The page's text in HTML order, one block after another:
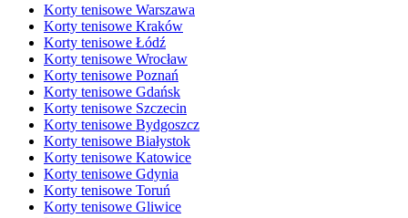
Korty tenisowe Warszawa
Korty tenisowe Kraków
Korty tenisowe Łódź
Korty tenisowe Wrocław
Korty tenisowe Poznań
Korty tenisowe Gdańsk
Korty tenisowe Szczecin
Korty tenisowe Bydgoszcz
Korty tenisowe Białystok
Korty tenisowe Katowice
Korty tenisowe Gdynia
Korty tenisowe Toruń
Korty tenisowe Gliwice